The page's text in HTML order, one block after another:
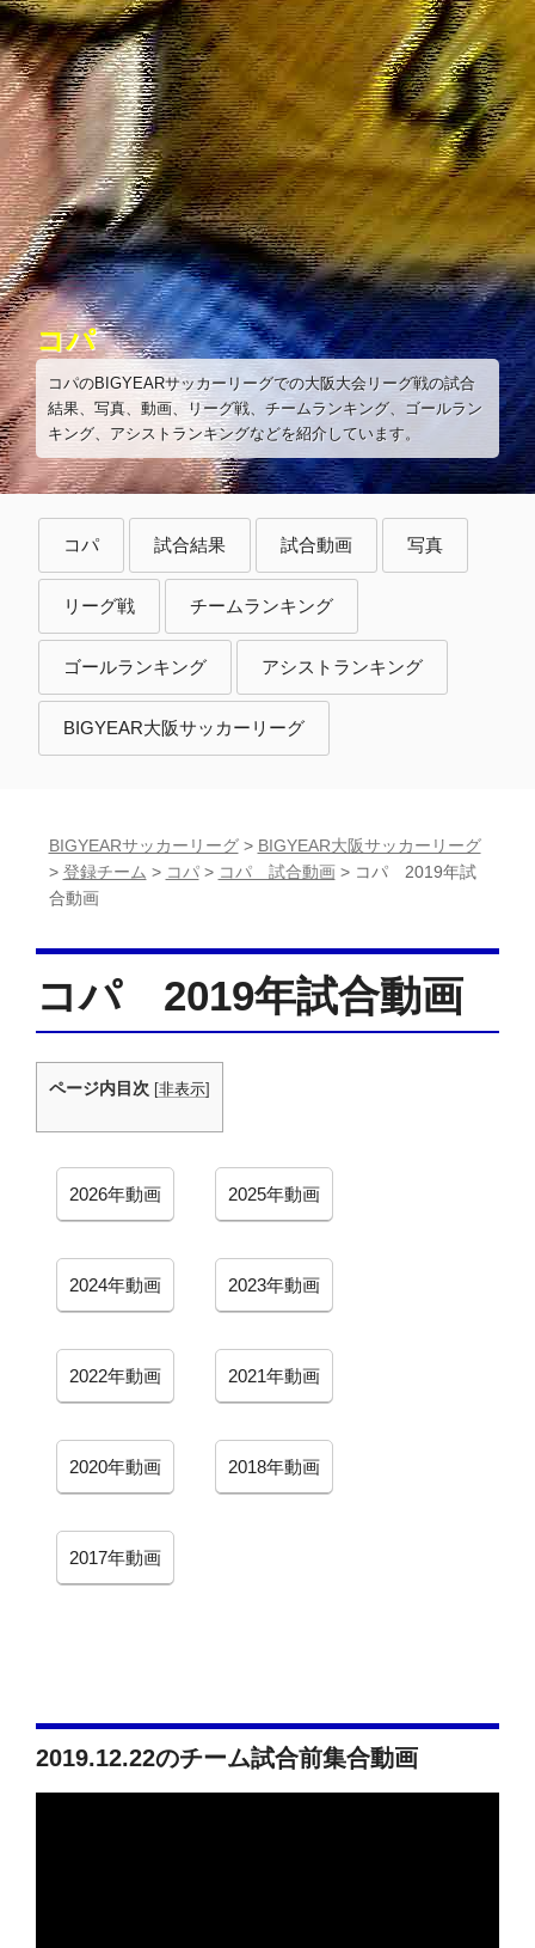
コ
ン
テ
ン
ツ
へ
ス
キ
ッ
プ
コパ
コパのBIGYEARサッカーリーグでの大阪大会リーグ戦の試合
結果、写真、動画、リーグ戦、チームランキング、ゴールラン
キング、アシストランキングなどを紹介しています。
コパ
コ
パ
試合結果
コ
パ
試合動画
コ
パ
写真
コ
パ
リーグ戦
コ
パ
チームランキング
コ
パ
ゴールランキング
コ
パ
アシストランキング
BIGYEAR大阪サッカーリーグ
BIGYEARサッカーリーグ> BIGYEAR大阪サッカーリーグ
> 登録チーム > コパ> コパ 試合動画 > コパ 2019年試
合動画
コパ 2019年試合動画
ページ内目次 [非表示]
コ
パ
2026年動画
コ
パ
2025年動画
コ
パ
2024年動画
コ
パ
2023年動画
コ
パ
2022年動画
コ
パ
2021年動画
コ
パ
2020年動画
コ
パ
2018年動画
コ
パ
2017年動画
2019.12.22のチーム試合前集合動画